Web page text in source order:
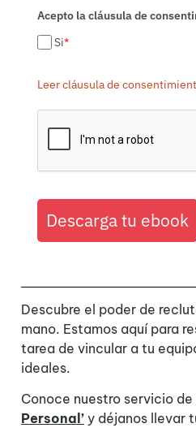
Acepto la cláusula de
Si*
Leer cláusula de
Descarga tu ebook
Descubre el poder de
mano. Estamos aquí para
tarea de vincular a tu
ideales.
Conoce nuestro servicio de
Personal’ y déjanos llevar